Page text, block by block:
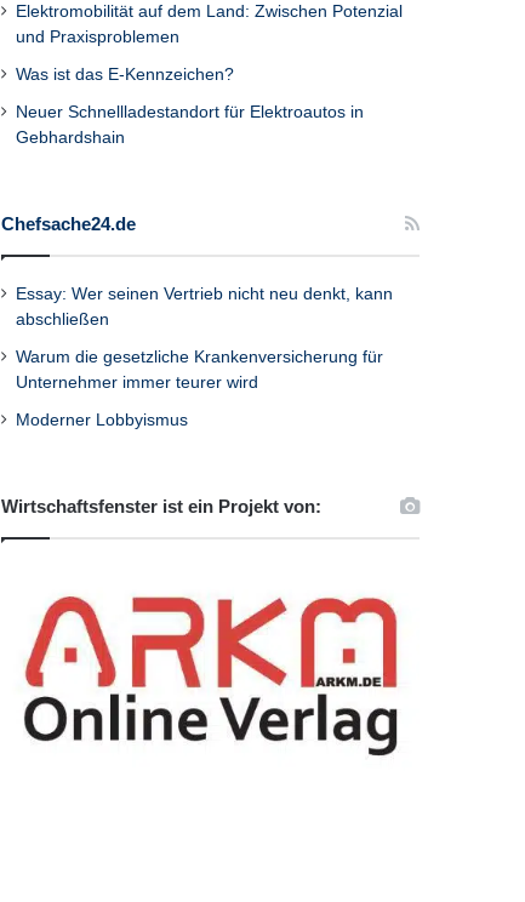
Elektromobilität auf dem Land: Zwischen Potenzial
und Praxisproblemen
Was ist das E-Kennzeichen?
Neuer Schnellladestandort für Elektroautos in
Gebhardshain
Chefsache24.de
Essay: Wer seinen Vertrieb nicht neu denkt, kann
abschließen
Warum die gesetzliche Krankenversicherung für
Unternehmer immer teurer wird
Moderner Lobbyismus
Wirtschaftsfenster ist ein Projekt von: